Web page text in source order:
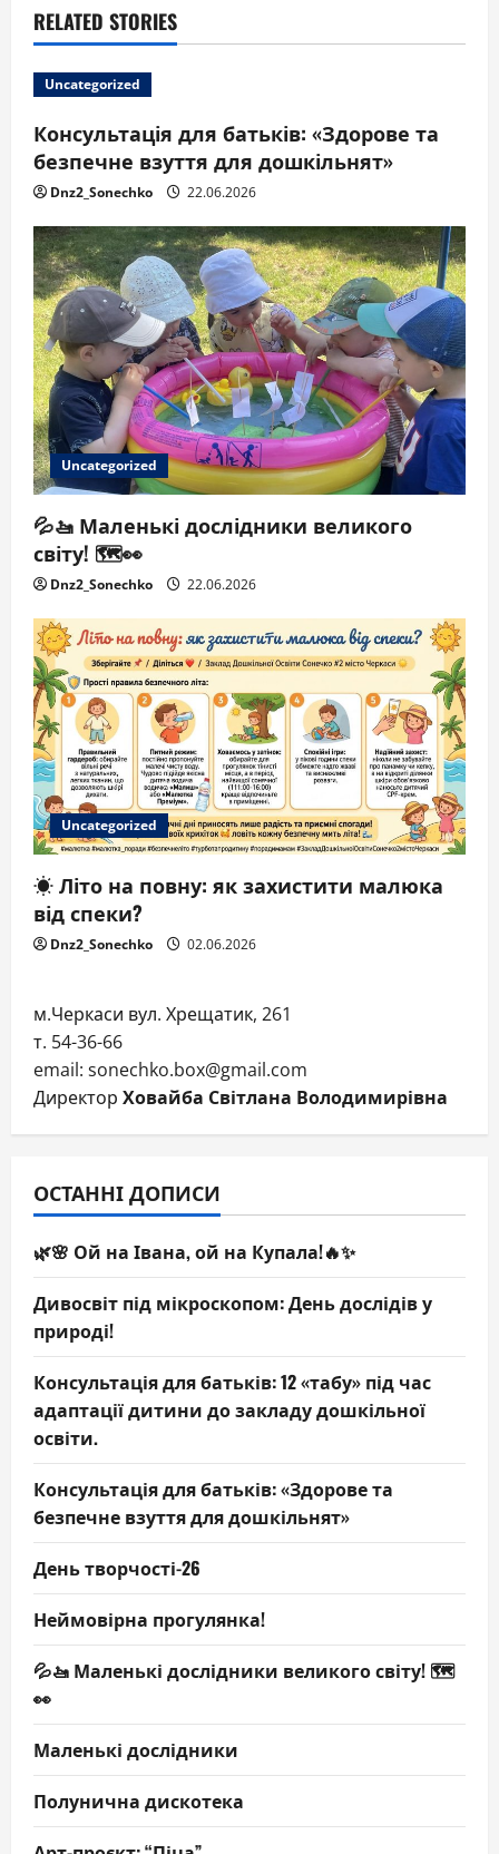
RELATED STORIES
Uncategorized
Консультація для батьків: «Здорове та
безпечне взуття для дошкільнят»
Dnz2_Sonechko 22.06.2026
Uncategorized
💦🚤 Маленькі дослідники великого
світу! 🗺️👀
Dnz2_Sonechko 22.06.2026
Uncategorized
☀️ Літо на повну: як захистити малюка
від спеки?
Dnz2_Sonechko 02.06.2026
м.Черкаси вул. Хрещатик, 261
т. 54-36-66
email: sonechko.box@gmail.com
Директор Ховайба Світлана Володимирівна
ОСТАННІ ДОПИСИ
🌿🌸 Ой на Івана, ой на Купала!🔥✨
Дивосвіт під мікроскопом: День дослідів у
природі!
Консультація для батьків: 12 «табу» під час
адаптації дитини до закладу дошкільної
освіти.
Консультація для батьків: «Здорове та
безпечне взуття для дошкільнят»
День творчості-26
Неймовірна прогулянка!
💦🚤 Маленькі дослідники великого світу! 🗺️
👀
Маленькі дослідники
Полунична дискотека